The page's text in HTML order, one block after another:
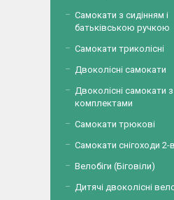
Самокати з сидінням і
батьківською ручкою
Самокати триколісні
Двоколісні самокати
Двоколісні самокати
комплектами
Самокати трюкові
Самокати снігоходи 2-
Велобіги (Біговіли)
Дитячі двоколісні